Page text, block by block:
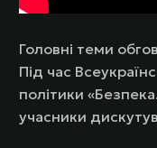
Головні теми
Під час
політики
учасники